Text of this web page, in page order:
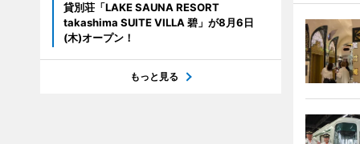
貸別荘「LAKE SAUNA RESORT
takashima SUITE VILLA 碧」が8月6日
(木)オープン！
もっと見る